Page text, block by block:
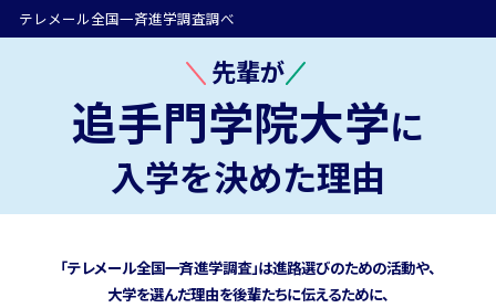
テレメール全国一斉進学調査調べ
先輩が
追手門学院大学に
入学を決めた理由
「テレメール全国一斉進学調査」は進路選びのための活動や、
大学を選んだ理由を後輩たちに伝えるために、